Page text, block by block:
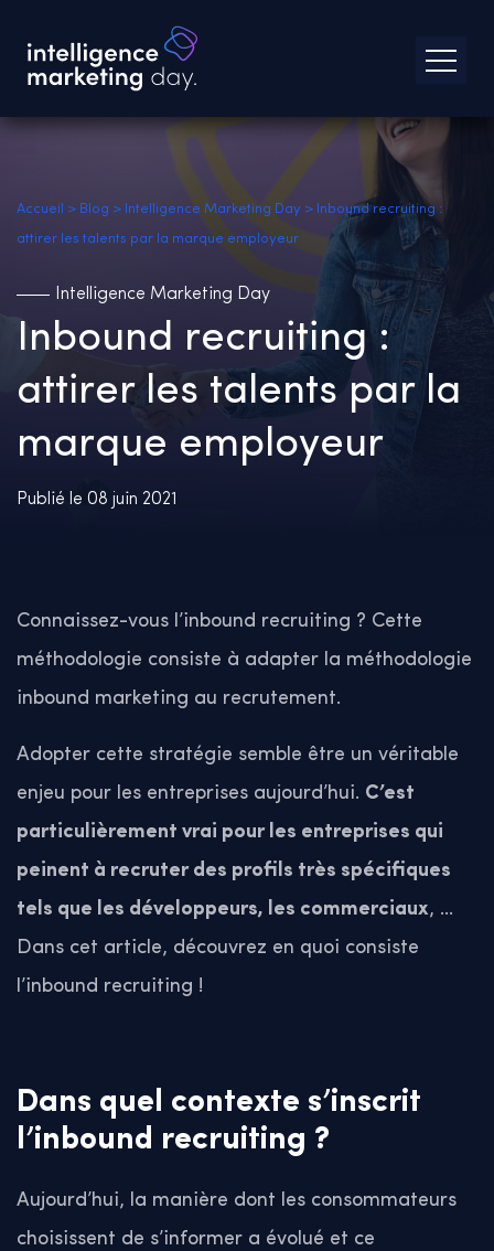
Accueil > Blog > Intelligence Marketing Day > Inbound recruiting :
attirer les talents par la marque employeur
Intelligence Marketing Day
Inbound recruiting :
attirer les talents par la
marque employeur
Publié le 08 juin 2021
Connaissez-vous l’inbound recruiting ? Cette
méthodologie consiste à adapter la méthodologie
inbound marketing au recrutement.
Adopter cette stratégie semble être un véritable
enjeu pour les entreprises aujourd’hui. C’est
particulièrement vrai pour les entreprises qui
peinent à recruter des profils très spécifiques
tels que les développeurs, les commerciaux, …
Dans cet article, découvrez en quoi consiste
l’inbound recruiting !
Dans quel contexte s’inscrit
l’inbound recruiting ?
Aujourd’hui, la manière dont les consommateurs
choisissent de s’informer a évolué et ce